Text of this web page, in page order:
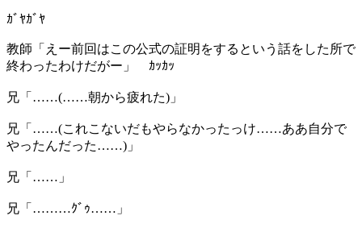
ｶﾞﾔｶﾞﾔ
教師「えー前回はこの公式の証明をするという話をした所で
終わったわけだがー」 ｶｯｶｯ
兄「……(……朝から疲れた)」
兄「……(これこないだもやらなかったっけ……ああ自分で
やったんだった……)」
兄「……」
兄「………ｸﾞｩ……」